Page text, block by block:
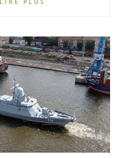
LIRE PLUS